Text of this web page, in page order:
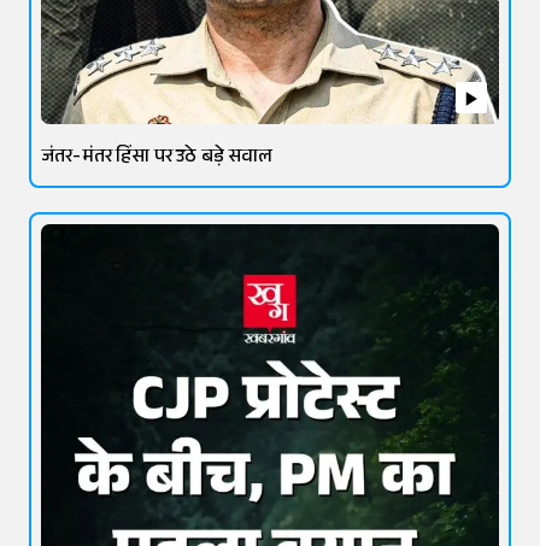
जंतर-मंतर हिंसा पर उठे बड़े सवाल